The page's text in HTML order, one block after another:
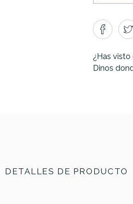
¿Has
Dinos
DETALLES DE PRODUCTO